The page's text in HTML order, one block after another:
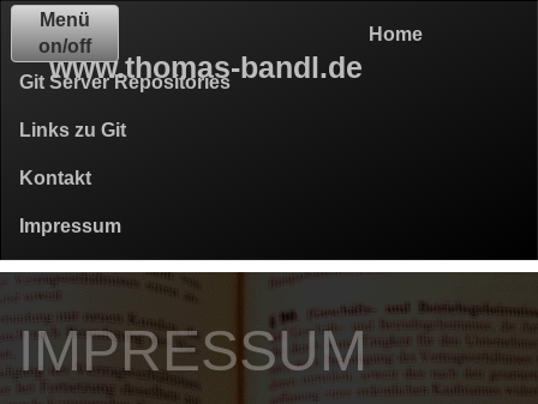
www.thomas-bandl.de
Home
Git Server Repositories
Links zu Git
Kontakt
Impressum
Menü
on/off
IMPRESSUM